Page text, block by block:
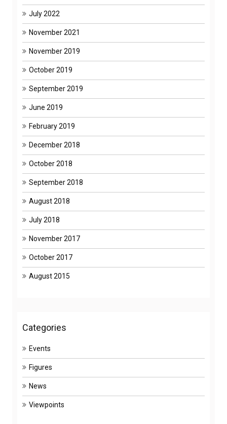
July 2022
November 2021
November 2019
October 2019
September 2019
June 2019
February 2019
December 2018
October 2018
September 2018
August 2018
July 2018
November 2017
October 2017
August 2015
Categories
Events
Figures
News
Viewpoints